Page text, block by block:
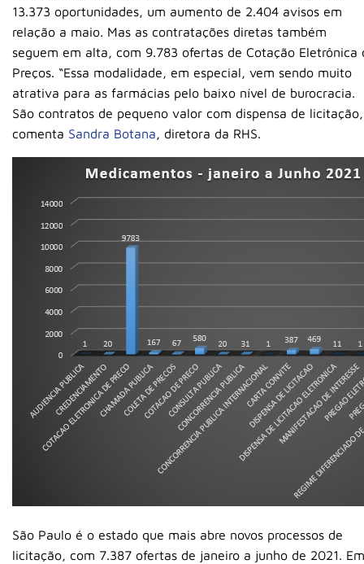
13.373 oportunidades, um aumento de 2.404 avisos em
relação a maio. Mas as contratações diretas também
seguem em alta, com 9.783 ofertas de Cotação Eletrônica
Preços. “Essa modalidade, em especial, vem sendo muito
atrativa para as farmácias pelo baixo nível de burocracia.
São contratos de pequeno valor com dispensa de licitação,
comenta Sandra Botana, diretora da RHS.
São Paulo é o estado que mais abre novos processos de
licitação, com 7.387 ofertas de janeiro a junho de 2021. Em